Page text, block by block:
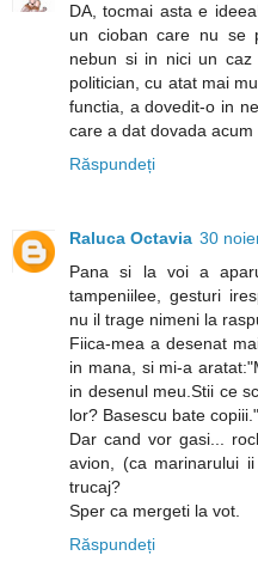
DA, tocmai asta e
un cioban care nu se
nebun si in nici un
politician, cu atat mai
functia, a dovedit-o in
care a dat dovada
Răspundeți
Raluca Octavia 30
Pana si la voi a
tampeniilee, gesturi
nu il trage nimeni la
Fiica-mea a desenat
in mana, si mi-a
in desenul meu.Stii ce
lor? Basescu bate copiii."
Dar cand vor gasi...
avion, (ca marinarului
trucaj?
Sper ca mergeti la vot.
Răspundeți